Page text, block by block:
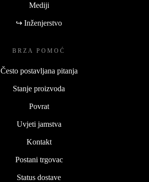
Mediji
↪ Inženjerstvo
BRZA POMOĆ
Često postavljana pitanja
Stanje proizvoda
Povrat
Uvjeti jamstva
Kontakt
Postani trgovac
Status dostave